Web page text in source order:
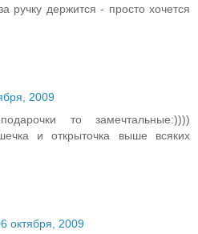
ручку держится - просто хочется
2009
то замечтальные:))))
и открыточка выше всяких
октября, 2009